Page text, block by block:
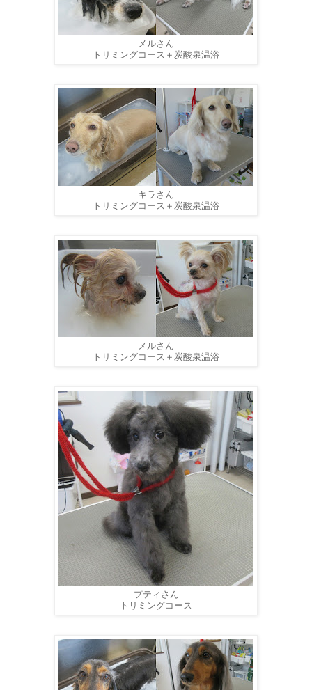
メルさん
トリミングコース＋炭酸泉温浴
キラさん
トリミングコース＋炭酸泉温浴
メルさん
トリミングコース＋炭酸泉温浴
プティさん
トリミングコース